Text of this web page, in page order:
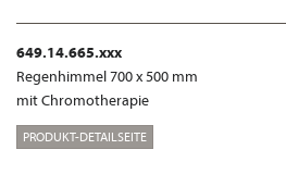
649.14.665.xxx
Regenhimmel 700 x 500 mm
mit Chromotherapie
PRODUKT-DETAILSEITE